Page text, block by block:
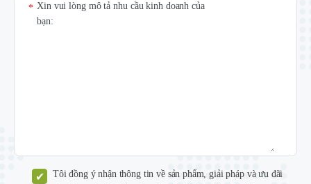
Xin vui lòng mô tả nhu cầu kinh doanh của
bạn:
*
Tôi đồng ý nhận thông tin về sản phẩm, giải pháp và ưu đãi